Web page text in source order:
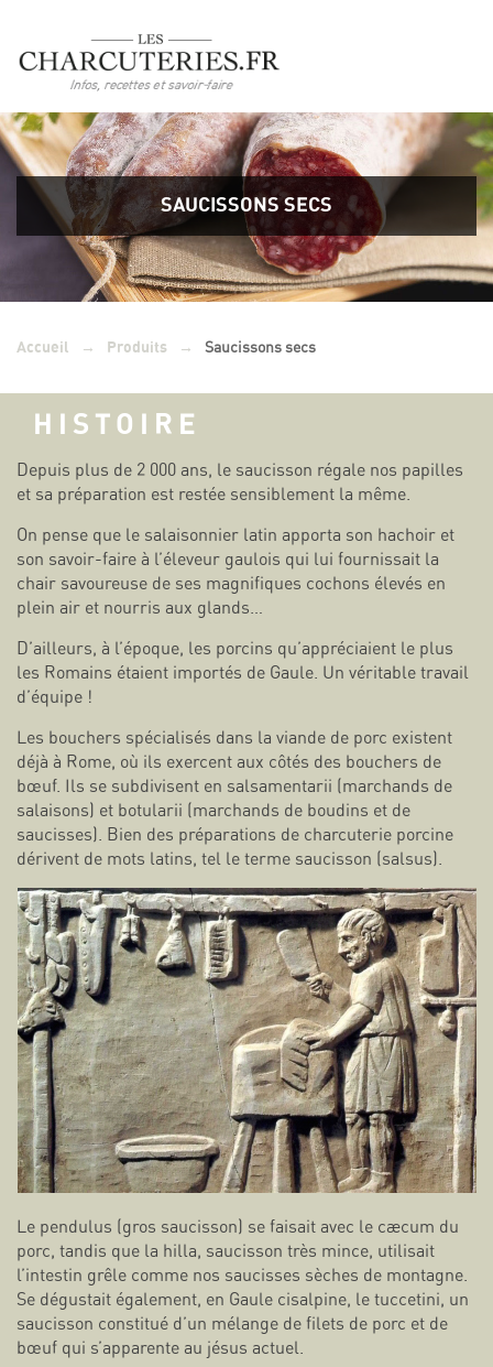
SAUCISSONS SECS
Accueil → Produits → Saucissons secs
HISTOIRE
Depuis plus de 2 000 ans, le saucisson régale nos papilles
et sa préparation est restée sensiblement la même.
On pense que le salaisonnier latin apporta son hachoir et
son savoir-faire à l’éleveur gaulois qui lui fournissait la
chair savoureuse de ses magnifiques cochons élevés en
plein air et nourris aux glands…
D’ailleurs, à l’époque, les porcins qu’appréciaient le plus
les Romains étaient importés de Gaule. Un véritable travail
d’équipe !
Les bouchers spécialisés dans la viande de porc existent
déjà à Rome, où ils exercent aux côtés des bouchers de
bœuf. Ils se subdivisent en salsamentarii (marchands de
salaisons) et botularii (marchands de boudins et de
saucisses). Bien des préparations de charcuterie porcine
dérivent de mots latins, tel le terme saucisson (salsus).
Le pendulus (gros saucisson) se faisait avec le cæcum du
porc, tandis que la hilla, saucisson très mince, utilisait
l’intestin grêle comme nos saucisses sèches de montagne.
Se dégustait également, en Gaule cisalpine, le tuccetini, un
saucisson constitué d’un mélange de filets de porc et de
bœuf qui s’apparente au jésus actuel.